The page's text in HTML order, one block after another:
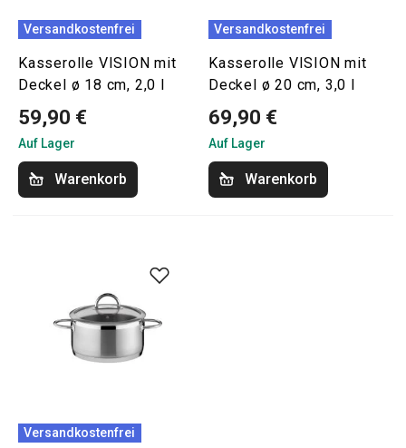
Versandkostenfrei
Kasserolle VISION mit
Deckel ø 18 cm, 2,0 l
59,90 €
Auf Lager
Warenkorb
Versandkostenfrei
Kasserolle VISION mit
Deckel ø 20 cm, 3,0 l
69,90 €
Auf Lager
Warenkorb
Versandkostenfrei